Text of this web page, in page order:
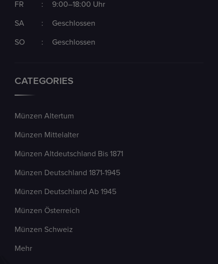
FR : 9:00–18:00 Uhr
SA : Geschlossen
SO : Geschlossen
CATEGORIES
Münzen Altertum
Münzen Mittelalter
Münzen Altdeutschland Bis 1871
Münzen Deutschland 1871-1945
Münzen Deutschland Ab 1945
Münzen Österreich
Münzen Schweiz
Mehr